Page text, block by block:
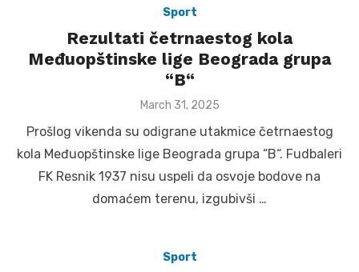
Sport
Rezultati četrnaestog kola
Međuopštinske lige Beograda grupa
“B“
Posted
March 31, 2025
Prošlog vikenda su odigrane utakmice četrnaestog
kola Međuopštinske lige Beograda grupa “B“. Fudbaleri
FK Resnik 1937 nisu uspeli da osvoje bodove na
domaćem terenu, izgubivši …
Sport